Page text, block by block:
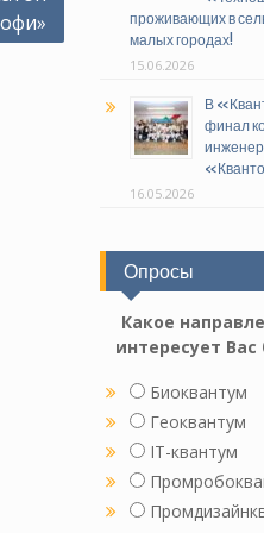
проживающих в
малых городах!
15.06.2026
В
финал
16.05.2026
Опросы
Какое
интересует
Биоквантум
Геоквантум
IT-квантум